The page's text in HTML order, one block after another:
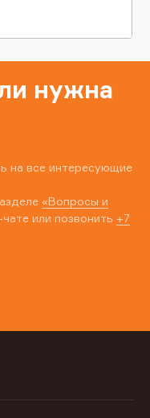
нужна
на все интересующие
«Вопросы и
или позвонить +7